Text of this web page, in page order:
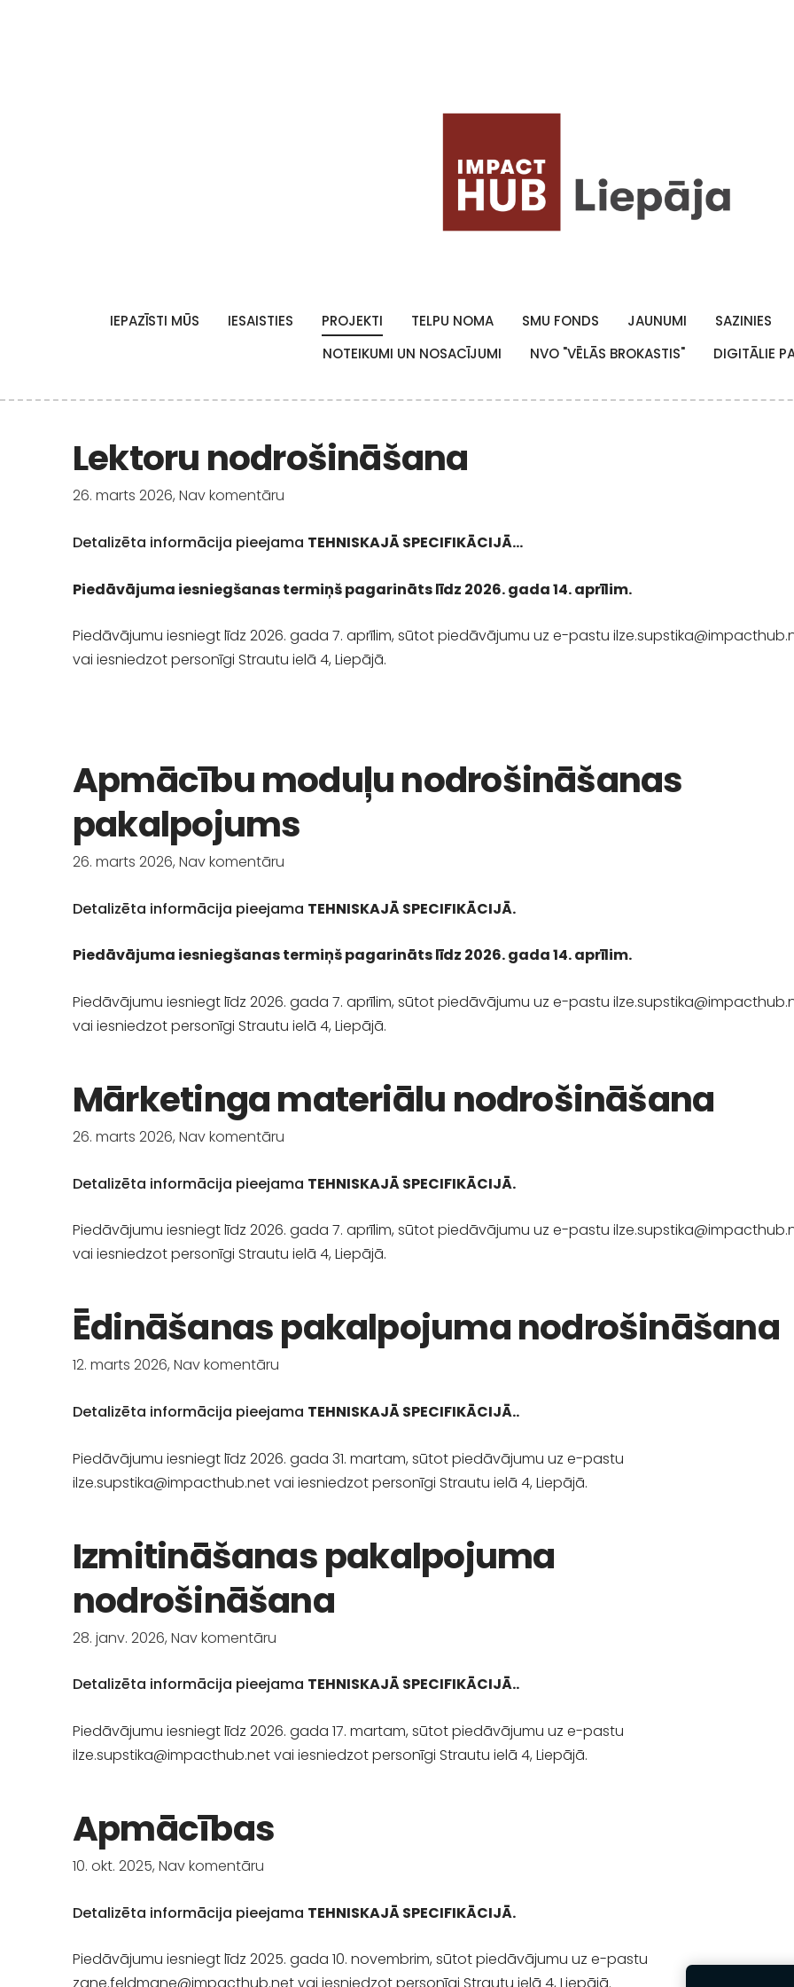
IEPAZĪSTI MŪS IESAISTIES PROJEKTI TELPU NOMA SMU FONDS JAUNUMI
SAZINIES
NOTEIKUMI UN NOSACĪJUMI
NVO "VĒLĀS BROKASTIS" DIGITĀLIE
Lektoru nodrošināšana
26. marts 2026, Nav komentāru
Detalizēta informācija pieejama TEHNISKAJĀ SPECIFIKĀCIJĀ...
Piedāvājuma iesniegšanas termiņš pagarināts līdz 2026. gada 14. aprīlim.
Piedāvājumu iesniegt līdz 2026. gada 7. aprīlim, sūtot piedāvājumu uz e-pastu
vai iesniedzot personīgi Strautu ielā 4, Liepājā.
Apmācību moduļu nodrošināšanas
pakalpojums
26. marts 2026, Nav komentāru
Detalizēta informācija pieejama TEHNISKAJĀ SPECIFIKĀCIJĀ.
Piedāvājuma iesniegšanas termiņš pagarināts līdz 2026. gada 14. aprīlim.
Piedāvājumu iesniegt līdz 2026. gada 7. aprīlim, sūtot piedāvājumu uz e-pastu
vai iesniedzot personīgi Strautu ielā 4, Liepājā.
Mārketinga materiālu nodrošināšana
26. marts 2026, Nav komentāru
Detalizēta informācija pieejama TEHNISKAJĀ SPECIFIKĀCIJĀ.
Piedāvājumu iesniegt līdz 2026. gada 7. aprīlim, sūtot piedāvājumu uz e-pastu
vai iesniedzot personīgi Strautu ielā 4, Liepājā.
Ēdināšanas pakalpojuma nodrošināšana
12. marts 2026, Nav komentāru
Detalizēta informācija pieejama TEHNISKAJĀ SPECIFIKĀCIJĀ..
Piedāvājumu iesniegt līdz 2026. gada 31. martam, sūtot piedāvājumu uz e-pastu
ilze.supstika@impacthub.netvai iesniedzot personīgi Strautu ielā 4, Liepājā.
Izmitināšanas pakalpojuma
nodrošināšana
28. janv. 2026, Nav komentāru
Detalizēta informācija pieejama TEHNISKAJĀ SPECIFIKĀCIJĀ..
Piedāvājumu iesniegt līdz 2026. gada 17. martam, sūtot piedāvājumu uz e-pastu
ilze.supstika@impacthub.netvai iesniedzot personīgi Strautu ielā 4, Liepājā.
Apmācības
10. okt. 2025, Nav komentāru
Detalizēta informācija pieejama TEHNISKAJĀ SPECIFIKĀCIJĀ.
Piedāvājumu iesniegt līdz 2025. gada 10. novembrim, sūtot piedāvājumu uz e-pastu